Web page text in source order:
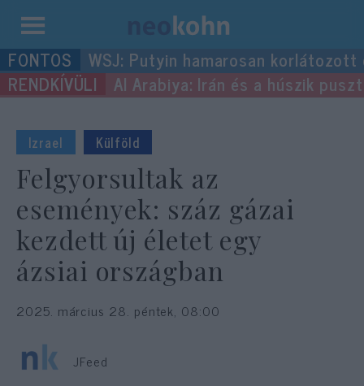
Kilépés
a
tartalomba
WSJ: Putyin hamarosan
Al Arabiya: Irán és a húszik
Izrael Külföld
Felgyorsultak az
események: száz gázai
kezdett új életet egy
ázsiai országban
2025. március 28. péntek, 08:00
JFeed